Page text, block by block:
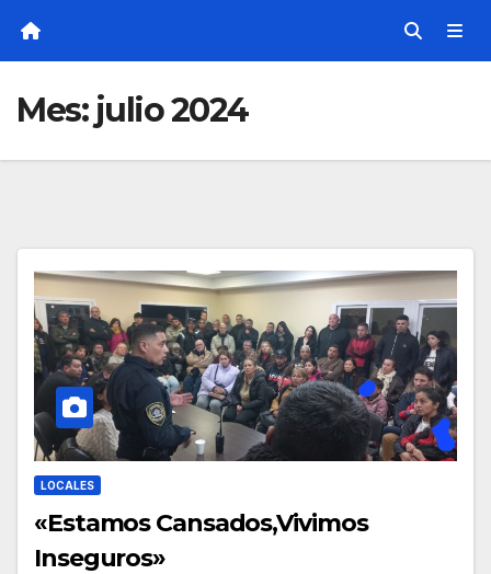
Mes: julio 2024
LOCALES
«Estamos Cansados,Vivimos
Inseguros»